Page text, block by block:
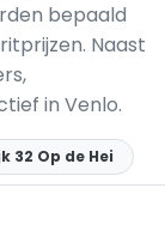
bepaald
Naast
in Venlo.
32 Op de Hei